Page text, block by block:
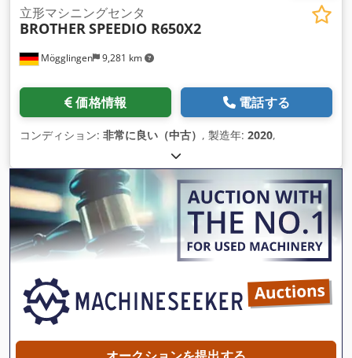
Mögglingen 9,281 km
立形マシニングセンタ
BROTHERSPEEDIO R650X2
価格情報 電話する
コンディション: 非常に良い（中古） , 製造年: 2020,